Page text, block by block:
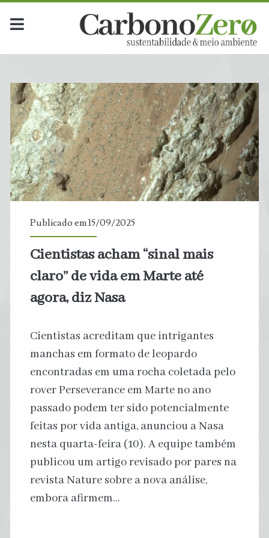
Dia:
<span>15
de
setembro
de
2025</span>
Publicado em 15/09/2025
Cientistas acham “sinal mais
claro” de vida em Marte até
agora, diz Nasa
Cientistas acreditam que intrigantes
manchas em formato de leopardo
encontradas em uma rocha coletada pelo
rover Perseverance em Marte no ano
passado podem ter sido potencialmente
feitas por vida antiga, anunciou a Nasa
nesta quarta-feira (10). A equipe também
publicou um artigo revisado por pares na
revista Nature sobre a nova análise,
embora afirmem…